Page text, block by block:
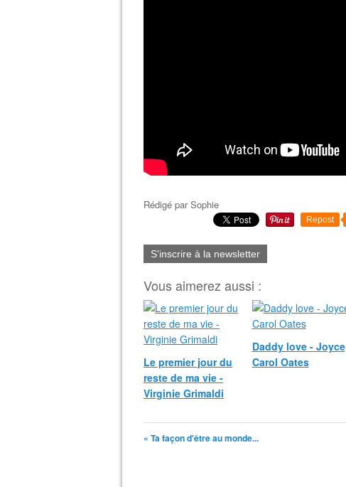
Rédigé parSophie
Repost
S'inscrire à la newsletter
Vous aimerez aussi :
Le premier jour du
reste de ma vie -
Virginie Grimaldi
Daddy love - Joyce
Carol Oates
« Ta façon d'être au monde...